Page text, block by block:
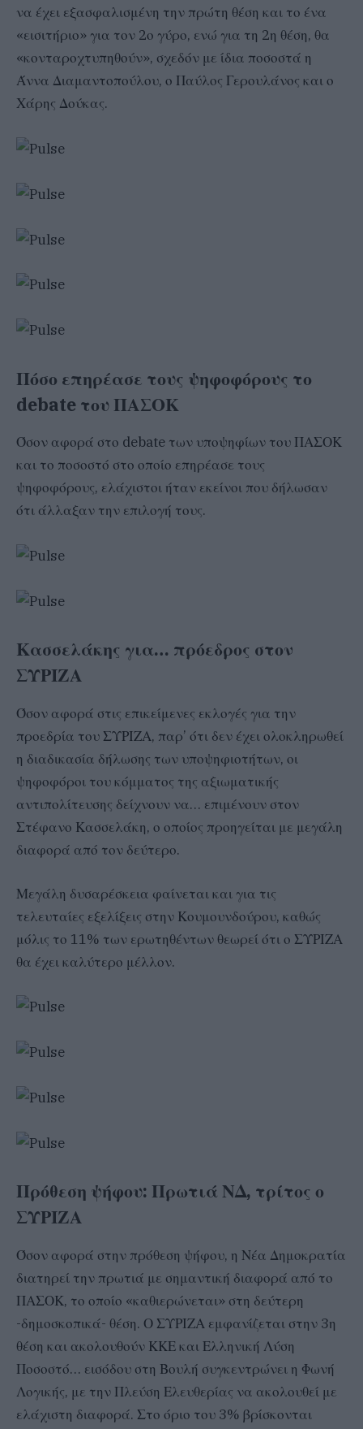
να έχει εξασφαλισμένη την πρώτη θέση και το ένα
«εισιτήριο» για τον 2ο γύρο, ενώ για τη 2η θέση, θα
«κονταροχτυπηθούν», σχεδόν με ίδια ποσοστά η
Άννα Διαμαντοπούλου, ο Παύλος Γερουλάνος και ο
Χάρης Δούκας.
Πόσο επηρέασε τους ψηφοφόρους το
debate του ΠΑΣΟΚ
Όσον αφορά στο debate των υποψηφίων του ΠΑΣΟΚ
και το ποσοστό στο οποίο επηρέασε τους
ψηφοφόρους, ελάχιστοι ήταν εκείνοι που δήλωσαν
ότι άλλαξαν την επιλογή τους.
Κασσελάκης για… πρόεδρος στον
ΣΥΡΙΖΑ
Όσον αφορά στις επικείμενες εκλογές για την
προεδρία του ΣΥΡΙΖΑ, παρ’ ότι δεν έχει ολοκληρωθεί
η διαδικασία δήλωσης των υποψηφιοτήτων, οι
ψηφοφόροι του κόμματος της αξιωματικής
αντιπολίτευσης δείχνουν να… επιμένουν στον
Στέφανο Κασσελάκη, ο οποίος προηγείται με μεγάλη
διαφορά από τον δεύτερο.
Μεγάλη δυσαρέσκεια φαίνεται και για τις
τελευταίες εξελίξεις στην Κουμουνδούρου, καθώς
μόλις το 11% των ερωτηθέντων θεωρεί ότι ο ΣΥΡΙΖΑ
θα έχει καλύτερο μέλλον.
Πρόθεση ψήφου: Πρωτιά ΝΔ, τρίτος ο
ΣΥΡΙΖΑ
Όσον αφορά στην πρόθεση ψήφου, η Νέα Δημοκρατία
διατηρεί την πρωτιά με σημαντική διαφορά από το
ΠΑΣΟΚ, το οποίο «καθιερώνεται» στη δεύτερη
-δημοσκοπικά- θέση. Ο ΣΥΡΙΖΑ εμφανίζεται στην 3η
θέση και ακολουθούν ΚΚΕ και Ελληνική Λύση
Ποσοστό… εισόδου στη Βουλή συγκεντρώνει η Φωνή
Λογικής, με την Πλεύση Ελευθερίας να ακολουθεί με
ελάχιστη διαφορά. Στο όριο του 3% βρίσκονται